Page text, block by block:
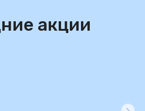
акции